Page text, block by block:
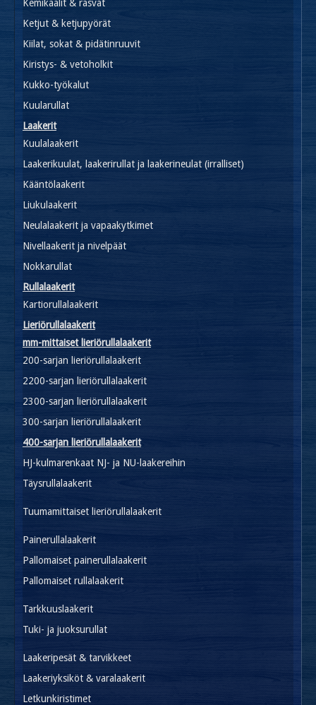
Kemikaalit & rasvat
Ketjut & ketjupyörät
Kiilat, sokat & pidätinruuvit
Kiristys- & vetoholkit
Kukko-työkalut
Kuularullat
Laakerit
Kuulalaakerit
Laakerikuulat, laakerirullat ja laakerineulat (irralliset)
Kääntölaakerit
Liukulaakerit
Neulalaakerit ja vapaakytkimet
Nivellaakerit ja nivelpäät
Nokkarullat
Rullalaakerit
Kartiorullalaakerit
Lieriörullalaakerit
mm-mittaiset lieriörullalaakerit
200-sarjan lieriörullalaakerit
2200-sarjan lieriörullalaakerit
2300-sarjan lieriörullalaakerit
300-sarjan lieriörullalaakerit
400-sarjan lieriörullalaakerit
HJ-kulmarenkaat NJ- ja NU-laakereihin
Täysrullalaakerit
Tuumamittaiset lieriörullalaakerit
Painerullalaakerit
Pallomaiset painerullalaakerit
Pallomaiset rullalaakerit
Tarkkuuslaakerit
Tuki- ja juoksurullat
Laakeripesät & tarvikkeet
Laakeriyksiköt & varalaakerit
Letkunkiristimet